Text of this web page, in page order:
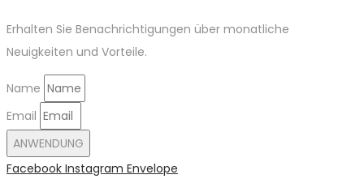
Erhalten Sie Benachrichtigungen über monatliche
Neuigkeiten und Vorteile.
Name
Email
ANWENDUNG
Facebook Instagram Envelope